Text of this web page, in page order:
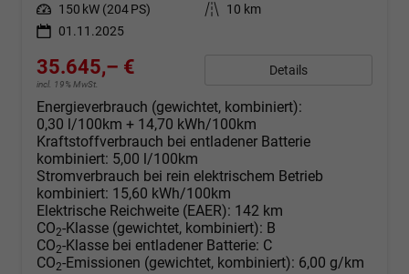
Leistung 150 kW (204 PS) Kilometerstand
10 km
01.11.2025
35.645,– €
incl. 19% MwSt.
Details
Energieverbrauch (gewichtet, kombiniert):
0,30 l/100km + 14,70 kWh/100km
Kraftstoffverbrauch bei entladener Batterie
kombiniert: 5,00 l/100km
Stromverbrauch bei rein elektrischem Betrieb
kombiniert: 15,60 kWh/100km
Elektrische Reichweite (EAER): 142 km
CO2-Klasse (gewichtet, kombiniert): B
CO2-Klasse bei entladener Batterie: C
CO2-Emissionen (gewichtet, kombiniert): 6,00 g/km